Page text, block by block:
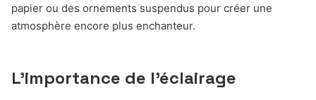
papier ou des ornements suspendus pour créer une
atmosphère encore plus enchanteur.
L’importance de l’éclairage